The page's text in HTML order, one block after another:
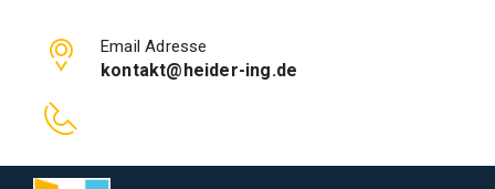
Email Adresse
kontakt@heider-ing.de